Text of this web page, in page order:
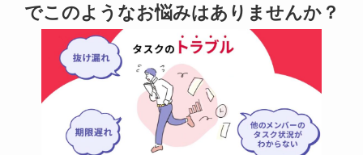
e
b
o
er
でこのようなお悩みはありませんか？